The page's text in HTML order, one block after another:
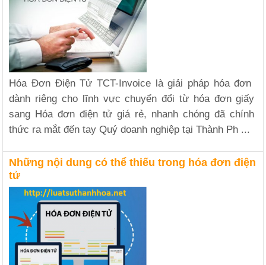
Hóa Đơn Điện Tử TCT-Invoice là giải pháp hóa đơn
dành riêng cho lĩnh vực chuyển đổi từ hóa đơn giấy
sang Hóa đơn điện tử giá rẻ, nhanh chóng đã chính
thức ra mắt đến tay Quý doanh nghiệp tại Thành Ph ...
Những nội dung có thể thiếu trong hóa đơn điện
tử